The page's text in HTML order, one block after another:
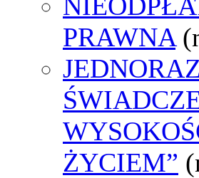
PRAWNA
ŻYCIEM”